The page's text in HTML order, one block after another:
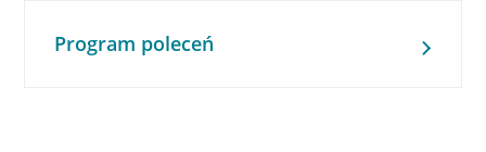
Program poleceń